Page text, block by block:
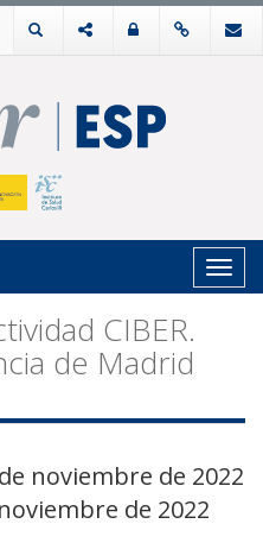
CIBER.
de Madrid
noviembre de 2022
de 2022